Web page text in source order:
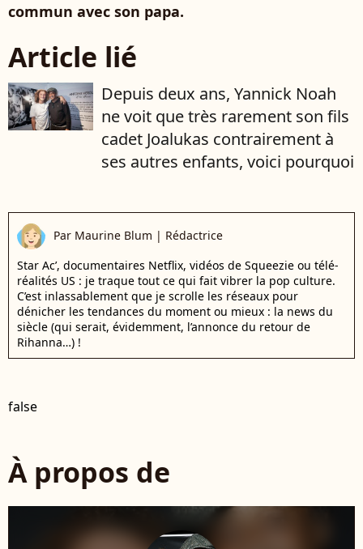
commun avec son papa.
Article lié
Depuis deux ans, Yannick Noah
ne voit que très rarement son fils
cadet Joalukas contrairement à
ses autres enfants, voici pourquoi
Par Maurine Blum | Rédactrice
Star Ac’, documentaires Netflix, vidéos de Squeezie ou télé-
réalités US : je traque tout ce qui fait vibrer la pop culture.
C’est inlassablement que je scrolle les réseaux pour
dénicher les tendances du moment ou mieux : la news du
siècle (qui serait, évidemment, l’annonce du retour de
Rihanna…) !
false
À propos de